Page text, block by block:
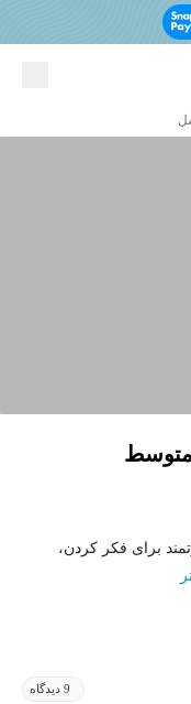
متوسط
برای فکر کردن،
9 دیدگاه